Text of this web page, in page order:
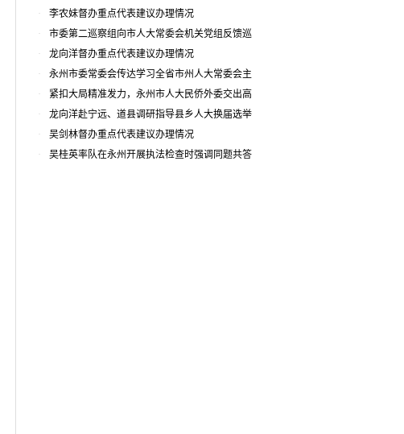
相关法律法规执法检查
情况汇报
市人大代表小组主题活动
李农妹督办重点代表建议办理情况
市委第二巡察组向市人大常委会机关党组反馈巡
察情况
龙向洋督办重点代表建议办理情况
永州市委常委会传达学习全省市州人大常委会主
要负责同志座谈会有关精神 专题听取省人大常委会
执法检查组到永州开展大气污染防治相关法律法规
执法检查情况汇报
紧扣大局精准发力，永州市人大民侨外委交出高
质量履职答卷
龙向洋赴宁远、道县调研指导县乡人大换届选举
并督导安全生产工作
吴剑林督办重点代表建议办理情况
吴桂英率队在永州开展执法检查时强调同题共答